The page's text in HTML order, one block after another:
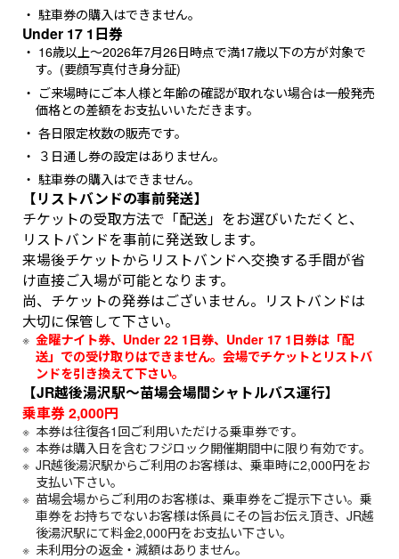
駐車券の購入はできません。
Under 17 1日券
16歳以上〜2026年7月26日時点で満17歳以下の方が対象で
す。(要顔写真付き身分証)
ご来場時にご本人様と年齢の確認が取れない場合は一般発売
価格との差額をお支払いいただきます。
各日限定枚数の販売です。
３日通し券の設定はありません。
駐車券の購入はできません。
【リストバンドの事前発送】
チケットの受取方法で「配送」をお選びいただくと、
リストバンドを事前に発送致します。
来場後チケットからリストバンドへ交換する手間が省
け直接ご入場が可能となります。
尚、チケットの発券はございません。リストバンドは
大切に保管して下さい。
金曜ナイト券、Under 22 1日券、Under 17 1日券は「配
送」での受け取りはできません。会場でチケットとリストバ
ンドを引き換えて下さい。
【JR越後湯沢駅～苗場会場間シャトルバス運行】
乗車券 2,000円
本券は往復各1回ご利用いただける乗車券です。
本券は購入日を含むフジロック開催期間中に限り有効です。
JR越後湯沢駅からご利用のお客様は、乗車時に2,000円をお
支払い下さい。
苗場会場からご利用のお客様は、乗車券をご提示下さい。乗
車券をお持ちでないお客様は係員にその旨お伝え頂き、JR越
後湯沢駅にて料金2,000円をお支払い下さい。
未利用分の返金・減額はありません。